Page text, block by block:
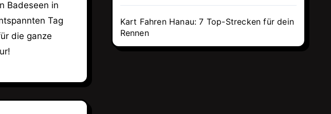
Tag
die ganze
Kart Fahren Hanau: 7 Top-Strecken für dein
Rennen